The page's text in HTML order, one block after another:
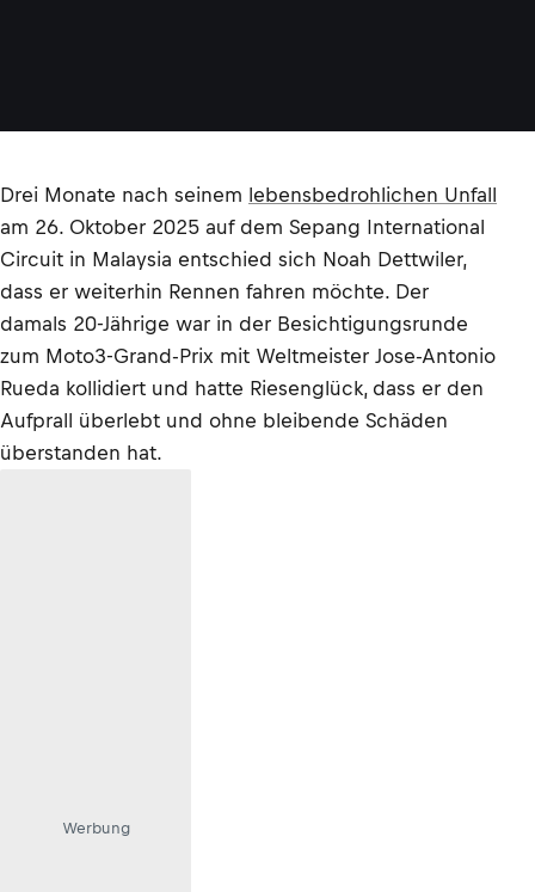
Drei Monate nach seinem lebensbedrohlichen Unfall
am 26. Oktober 2025 auf dem Sepang International
Circuit in Malaysia entschied sich Noah Dettwiler,
dass er weiterhin Rennen fahren möchte. Der
damals 20-Jährige war in der Besichtigungsrunde
zum Moto3-Grand-Prix mit Weltmeister Jose-Antonio
Rueda kollidiert und hatte Riesenglück, dass er den
Aufprall überlebt und ohne bleibende Schäden
überstanden hat.
Werbung